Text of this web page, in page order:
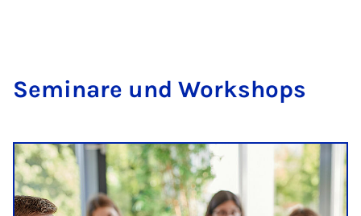
Se­mi­na­re und Work­shops